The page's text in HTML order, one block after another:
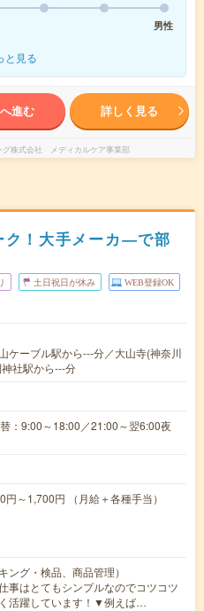
男性
と見る
進む 詳しく見る
グ株式会社 メディカルケア事業部
ク！大手メーカ―で部
土日祝日が休み WEB登録OK
ケーブル駅から---分／大山寺(神奈川
社駅から---分
：9:00～18:00／21:00～翌6:00夜
～1,700円 （月給＋各種手当）
ング・検品、商品管理）
事はとてもシンプルなのでコツコツ
活躍しています！▼例えば…